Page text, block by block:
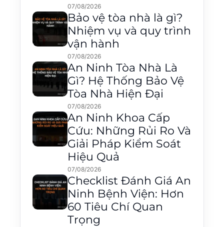
07/08/2026
Bảo vệ tòa nhà là gì?
Nhiệm vụ và quy trình
vận hành
07/08/2026
An Ninh Tòa Nhà Là
Gì? Hệ Thống Bảo Vệ
Tòa Nhà Hiện Đại
07/08/2026
An Ninh Khoa Cấp
Cứu: Những Rủi Ro Và
Giải Pháp Kiểm Soát
Hiệu Quả
07/08/2026
Checklist Đánh Giá An
Ninh Bệnh Viện: Hơn
60 Tiêu Chí Quan
Trọng